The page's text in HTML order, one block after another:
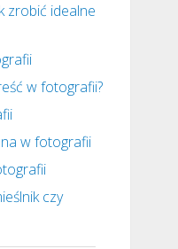
zrobić idealne
w fotografii?
w fotografii
czy